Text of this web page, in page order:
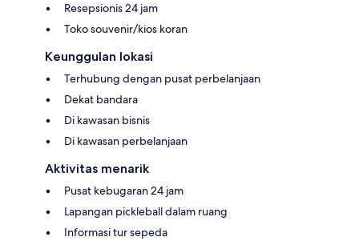
Resepsionis 24 jam
Toko souvenir/kios koran
Keunggulan lokasi
Terhubung dengan pusat perbelanjaan
Dekat bandara
Di kawasan bisnis
Di kawasan perbelanjaan
Aktivitas menarik
Pusat kebugaran 24 jam
Lapangan pickleball dalam ruang
Informasi tur sepeda